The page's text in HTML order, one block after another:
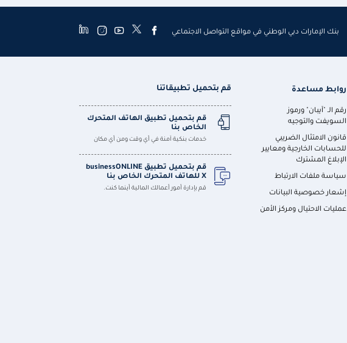
بنك الإمارات دبي الوطني في مواقع التواصل الاجتماعي
روابط مساعدة
رقم الـ "آيبان" ورموز
السويفت والتوجيه
قانون الامتثال الضريبي
للحسابات الخارجية ومعايير
الإبلاغ المشترك
سياسة ملفات الارتباط
إشعار خصوصية البيانات
عمليات الاحتيال ومركز الأمن
قم بتحميل تطبيقاتنا
قم بتحميل تطبيق الهاتف المتحرك
الخاص بنا
خدمات بنكية آمنة في أي وقت ومن أي مكان
قم بتحميل تطبيق businessONLINE
X للهاتف المتحرك الخاص بنا
قم بإدارة أمور أعمالك المالية أينما كنت.